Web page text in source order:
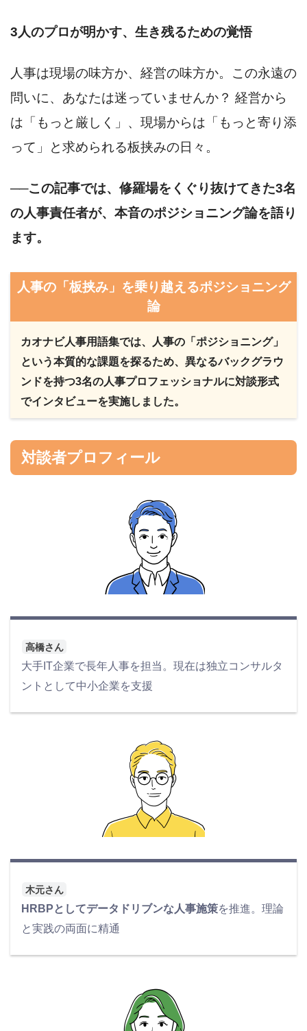
3人のプロが明かす、生き残るための覚悟
人事は現場の味方か、経営の味方か。この永遠の
問いに、あなたは迷っていませんか？ 経営から
は「もっと厳しく」、現場からは「もっと寄り添
って」と求められる板挟みの日々。
──この記事では、修羅場をくぐり抜けてきた3名
の人事責任者が、本音のポジショニング論を語り
ます。
人事の「板挟み」を乗り越えるポジショニング
論
カオナビ人事用語集では、人事の「ポジショニング」
という本質的な課題を探るため、異なるバックグラウ
ンドを持つ3名の人事プロフェッショナルに対談形式
でインタビューを実施しました。
対談者プロフィール
高橋さん
大手IT企業で長年人事を担当。現在は独立コンサルタ
ントとして中小企業を支援
木元さん
HRBPとしてデータドリブンな人事施策を推進。理論
と実践の両面に精通